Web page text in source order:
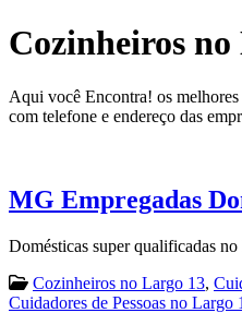
Cozinheiros
Aqui você Encontra! os melhores
com telefone e endereço das
MG Empregadas
Domésticas super qualificadas
Cozinheiros no Largo 13,
Cuidadores de Pessoas no Largo